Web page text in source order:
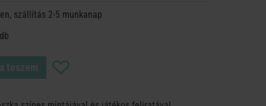
szállítás 2-5 munkanap
teszem